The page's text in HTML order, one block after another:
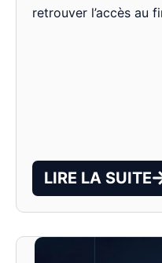
retrouver l’accès au
LIRE LA SUITE